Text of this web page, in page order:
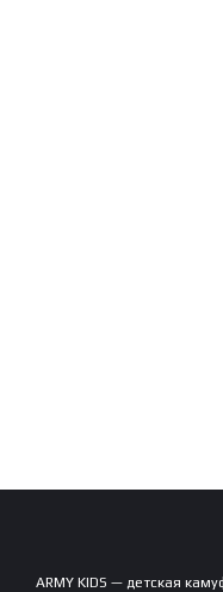
ARMY KIDS — детская